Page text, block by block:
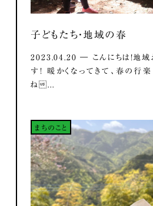
子どもたち・地域の春
2023.04.20 ― こんにちは！地域
す！ 暖かくなってきて、春の行
ね...
まちのこと